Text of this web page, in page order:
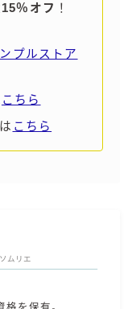
％オフ ！
プルストア
こちら
こちら
ムリエ